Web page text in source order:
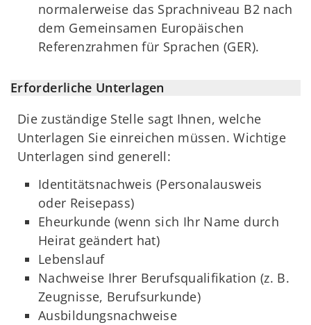
normalerweise das Sprachniveau B2 nach
dem Gemeinsamen Europäischen
Referenzrahmen für Sprachen (GER).
Erforderliche Unterlagen
Die zuständige Stelle sagt Ihnen, welche
Unterlagen Sie einreichen müssen. Wichtige
Unterlagen sind generell:
Identitätsnachweis (Personalausweis
oder Reisepass)
Eheurkunde (wenn sich Ihr Name durch
Heirat geändert hat)
Lebenslauf
Nachweise Ihrer Berufsqualifikation (z. B.
Zeugnisse, Berufsurkunde)
Ausbildungsnachweise